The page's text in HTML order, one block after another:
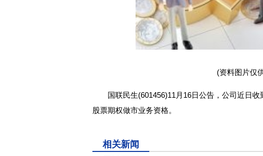
(资料图片仅
国联民生(601456)11月16日公告，公司近日
股票期权做市业务资格。
相关新闻